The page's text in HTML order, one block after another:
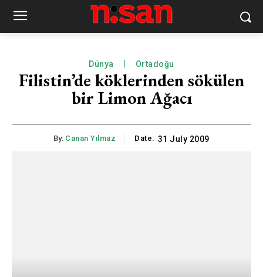
Dünya Ortadoğu
Filistin’de köklerinden sökülen
bir Limon Ağacı
By: Canan Yılmaz Date: 31 July 2009